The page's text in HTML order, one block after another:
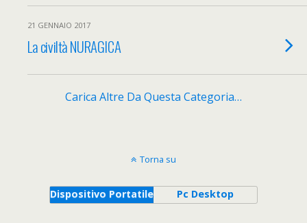
21 GENNAIO 2017
La civiltà NURAGICA
Carica Altre Da Questa Categoria…
Torna su
Dispositivo Portatile Pc Desktop